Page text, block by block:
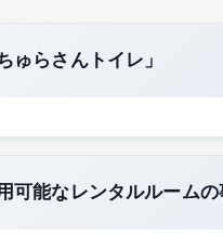
ゅらさんトイレ」
可能なレンタルルーム